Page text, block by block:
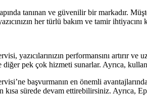
tanınan ve güvenilir bir markadır.
her türlü bakım ve tamir
yazıcılarınızın performansını artırır
pek çok hizmeti sunarlar. Ayrıca,
başvurmanın en önemli
kısa sürede devam ettirebilirsiniz. Ayrıca,